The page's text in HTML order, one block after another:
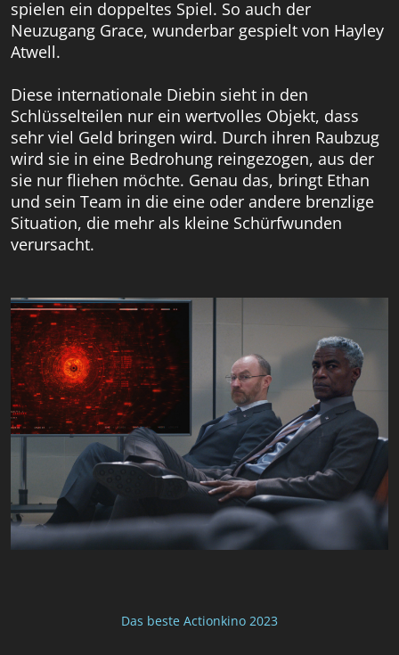
spielen ein doppeltes Spiel. So auch der
Neuzugang Grace, wunderbar gespielt von Hayley
Atwell.
Diese internationale Diebin sieht in den
Schlüsselteilen nur ein wertvolles Objekt, dass
sehr viel Geld bringen wird. Durch ihren Raubzug
wird sie in eine Bedrohung reingezogen, aus der
sie nur fliehen möchte. Genau das, bringt Ethan
und sein Team in die eine oder andere brenzlige
Situation, die mehr als kleine Schürfwunden
verursacht.
Das beste Actionkino 2023